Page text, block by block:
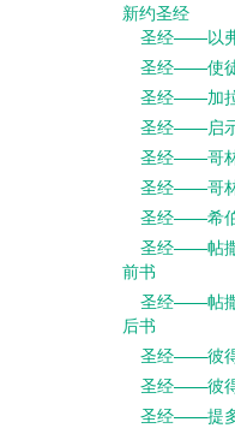
新约圣经
圣经——以
圣经——使
圣经——加
圣经——启
圣经——哥
圣经——哥
圣经——希
圣经——帖
前书
圣经——帖
后书
圣经——彼
圣经——彼
圣经——提